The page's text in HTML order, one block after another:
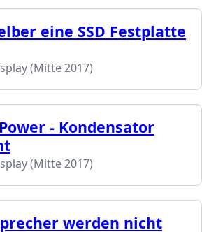
eine SSD Festplatte
(Mitte 2017)
- Kondensator
(Mitte 2017)
werden nicht